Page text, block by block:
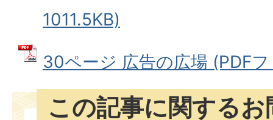
1011.5KB)
30ページ 広告の広場 (PDF
この記事に関する